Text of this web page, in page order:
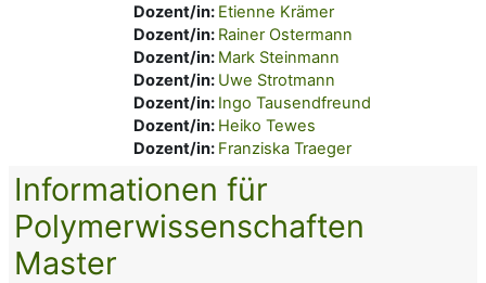
Dozent/in: Etienne Krämer
Dozent/in: Rainer Ostermann
Dozent/in: Mark Steinmann
Dozent/in: Uwe Strotmann
Dozent/in: Ingo Tausendfreund
Dozent/in: Heiko Tewes
Dozent/in: Franziska Traeger
Informationen für
Polymerwissenschaften
Master